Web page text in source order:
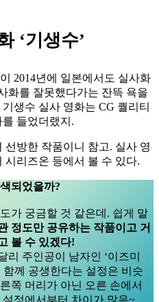
‘기생수’
2014년에 일본에서도 실사화
화를 잘못했다가는 잔뜩 욕을
생수 실사 영화는 CG 퀄리티
들었더랬지.
선방한 작품이니 참고. 실사 영
시리즈온 등에서 볼 수 있다.
되었을까?
가 궁금할 것 같은데. 쉽게 말
정도만 공유하는 작품이고 거
볼 수 있겠다!
주인공이 남자인 ‘이즈미
께 공생한다는 설정은 비슷
쪽 머리가 아닌 오른 손에서
정에서부터 차이가 많음~